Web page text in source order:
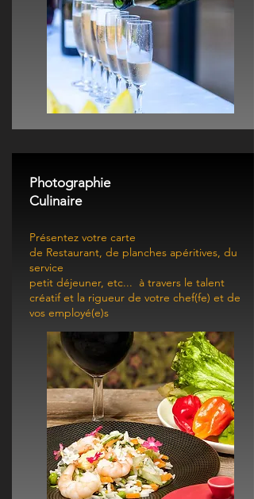
Photographie
Culinaire
Présentez votre carte
de Restaurant, de planches apéritives, du
service
petit déjeuner, etc... à travers le talent
créatif et la rigueur de votre chef(fe) et de
vos employé(e)s